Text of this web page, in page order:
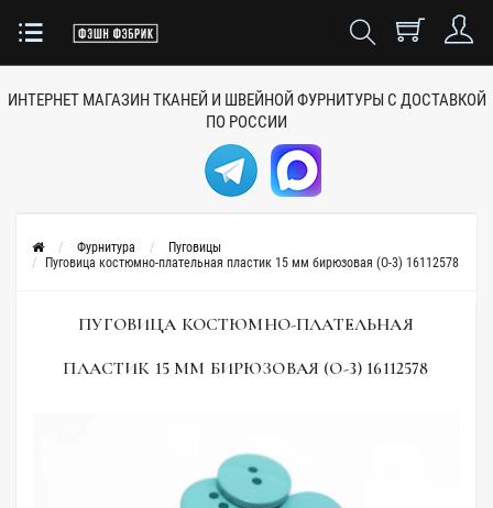
ИНТЕРНЕТ МАГАЗИН ТКАНЕЙ И ШВЕЙНОЙ ФУРНИТУРЫ С ДОСТАВКОЙ
ПО РОССИИ
Фурнитура
Пуговицы
Пуговица костюмно-плательная пластик 15 мм бирюзовая (О-3) 16112578
ПУГОВИЦА КОСТЮМНО-ПЛАТЕЛЬНАЯ
ПЛАСТИК 15 ММ БИРЮЗОВАЯ (О-3) 16112578